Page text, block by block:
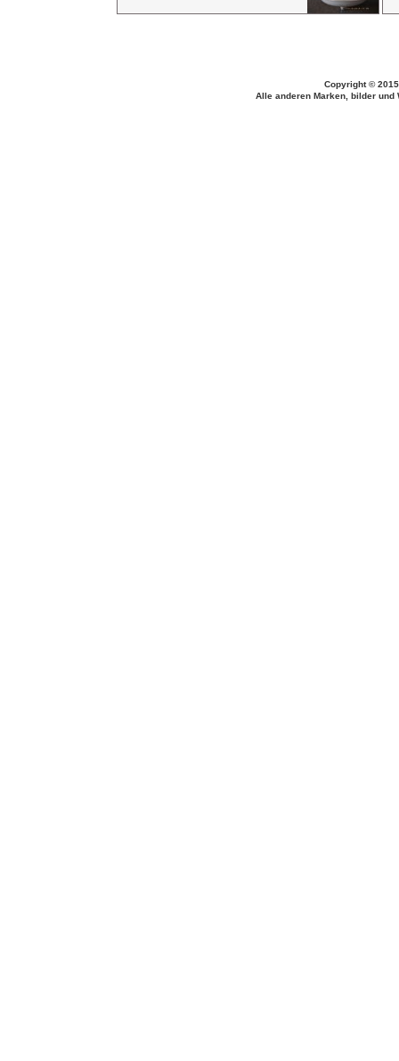
Copyright ©
Alle anderen Marken, bilder und